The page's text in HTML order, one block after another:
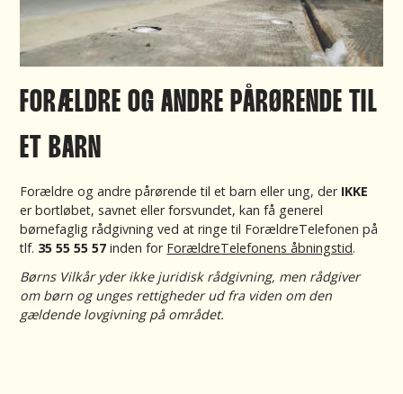
FORÆLDRE OG ANDRE PÅRØRENDE TIL
ET BARN
Forældre og andre pårørende til et barn eller ung, der IKKE
er bortløbet, savnet eller forsvundet, kan få generel
børnefaglig rådgivning ved at ringe til ForældreTelefonen på
tlf. 35 55 55 57 inden for ForældreTelefonens åbningstid.
Børns Vilkår yder ikke juridisk rådgivning, men rådgiver
om børn og unges rettigheder ud fra viden om den
gældende lovgivning på området.